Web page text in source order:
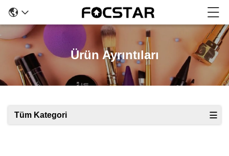
Ürün Ayrıntıları
Tüm Kategori